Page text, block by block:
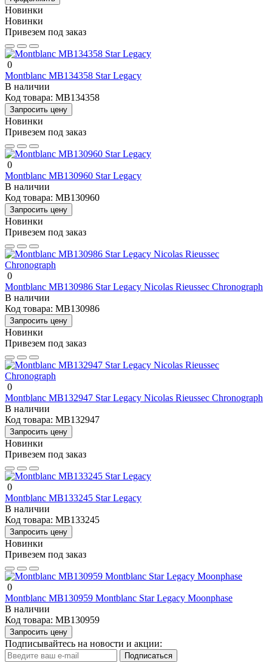
Новинки
Новинки
Привезем под заказ
0
Montblanc MB134358 Star Legacy
В наличии
Код товара: MB134358
Запросить цену
Новинки
Привезем под заказ
0
Montblanc MB130960 Star Legacy
В наличии
Код товара: MB130960
Запросить цену
Новинки
Привезем под заказ
0
Montblanc MB130986 Star Legacy Nicolas Rieussec Chronograph
В наличии
Код товара: MB130986
Запросить цену
Новинки
Привезем под заказ
0
Montblanc MB132947 Star Legacy Nicolas Rieussec Chronograph
В наличии
Код товара: MB132947
Запросить цену
Новинки
Привезем под заказ
0
Montblanc MB133245 Star Legacy
В наличии
Код товара: MB133245
Запросить цену
Новинки
Привезем под заказ
0
Montblanc MB130959 Montblanc Star Legacy Moonphase
В наличии
Код товара: MB130959
Запросить цену
Подписывайтесь на новости и акции:
Подписаться